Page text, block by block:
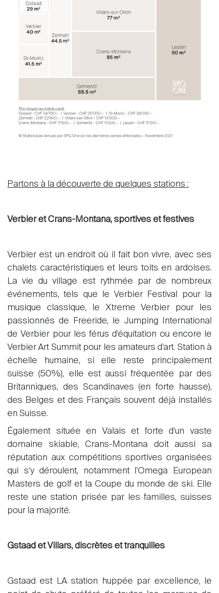
Acheter
Louer
Partons à la découverte de quelques stations :
Verbier et Crans-Montana, sportives et festives
Verbier est un endroit où il fait bon vivre, avec ses
chalets caractéristiques et leurs toits en ardoises.
La vie du village est rythmée par de nombreux
événements, tels que le Verbier Festival pour la
musique classique, le Xtreme Verbier pour les
passionnés de Freeride, le Jumping International
de Verbier pour les férus d’équitation ou encore le
Verbier Art Summit pour les amateurs d’art. Station à
échelle humaine, si elle reste principalement
suisse (50%), elle est aussi fréquentée par des
Britanniques, des Scandinaves (en forte hausse),
des Belges et des Français souvent déjà installés
en Suisse.
Également située en Valais et forte d’un vaste
domaine skiable, Crans-Montana doit aussi sa
réputation aux compétitions sportives organisées
qui s’y déroulent, notamment l'Omega European
Masters de golf et la Coupe du monde de ski. Elle
reste une station prisée par les familles, suisses
pour la majorité.
Gstaad et Villars, discrètes et tranquilles
Gstaad est LA station huppée par excellence, le